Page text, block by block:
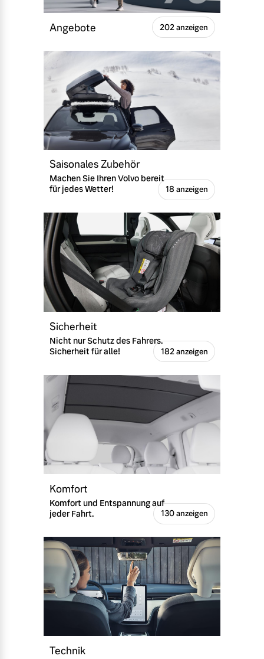
Angebote 202 anzeigen
Saisonales Zubehör
Machen Sie Ihren Volvo bereit
für jedes Wetter!
18 anzeigen
Sicherheit
Nicht nur Schutz des Fahrers.
Sicherheit für alle!
182 anzeigen
Komfort
Komfort und Entspannung auf
jeder Fahrt.
130 anzeigen
Technik